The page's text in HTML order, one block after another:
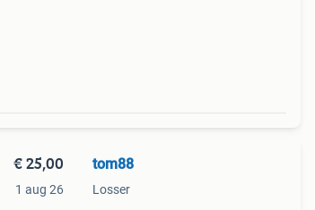
€ 25,00
1 aug 26
tom88
Losser